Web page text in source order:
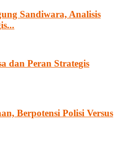
Sandiwara, Analisis
dan Peran Strategis
Berpotensi Polisi Versus